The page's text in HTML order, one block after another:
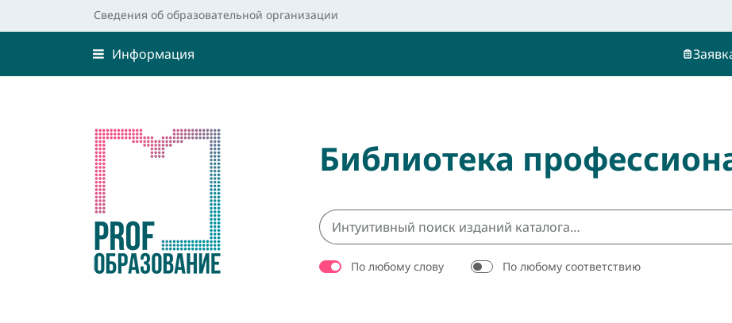
Сведения об образовательной организации
Информация
Библиотека
По любому слову По любому соответствию